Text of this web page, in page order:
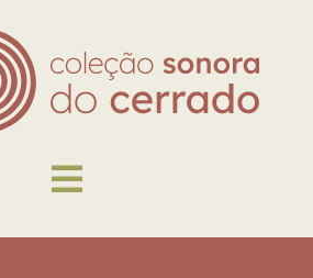
Toggle
Navigation